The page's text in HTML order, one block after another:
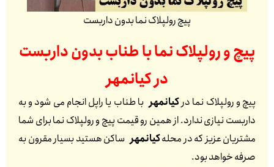
پیچ رولپلاک نما بدون داربست
پیچ و رولپلاک نما با طناب بدون داربست
درکیانمهر
پیچ و رولپلاک نما درکیانمهربا طناب یا راپل انجام می شود و به
داربست نیازی ندارد. از همین رو قیمت پیچ و رولپلاک نما برای شما
مشتریان عزیز که در محلهکیانمهرساکن هستید بسیار مقرون به
صرفه خواهد بود.